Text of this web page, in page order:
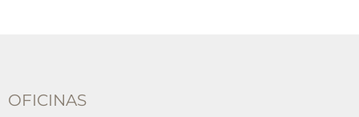
OFICINAS